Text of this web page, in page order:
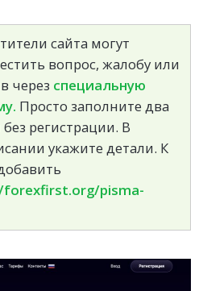
сайта могут
вопрос, жалобу или
через специальную
Просто заполните два
регистрации. В
укажите детали. К
pisma-